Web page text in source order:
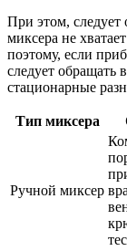
При этом,
миксера не
поэтому, если
следует
стационарные
Тип миксера
Ручной миксер